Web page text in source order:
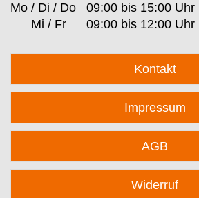
Mo / Di / Do 09:00 bis 15:00 Uhr
Mi / Fr
09:00 bis 12:00 Uhr
Kontakt
Impressum
AGB
Widerruf